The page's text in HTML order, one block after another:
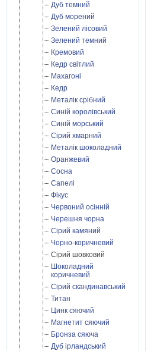
Дуб темний
Дуб морений
Зелений лісовий
Зелений темний
Кремовий
Кедр світлий
Махагоні
Кедр
Металік срібний
Синій королівський
Синій морський
Сірий хмарний
Металік шоколадний
Оранжевий
Сосна
Сапелі
Фікус
Червоний осінній
Черешня чорна
Сірий камяний
Чорно-коричневий
Сірий шовковий
Шоколадний
коричневий
Сірий скандинавський
Титан
Цинк сяючий
Магнетит сяючий
Бронза сяюча
Дуб ірландський